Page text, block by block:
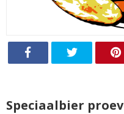
Speciaalbier